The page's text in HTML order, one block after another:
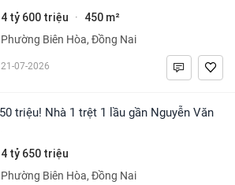
4 tỷ 600 triệu · 450 m²
Phường Biên Hòa, Đồng Nai
21-07-2026
4 tỷ 650 triệu
Phường Biên Hòa, Đồng Nai